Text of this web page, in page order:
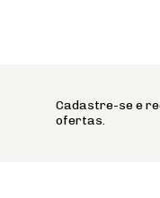
Cadastre-se e
ofertas.